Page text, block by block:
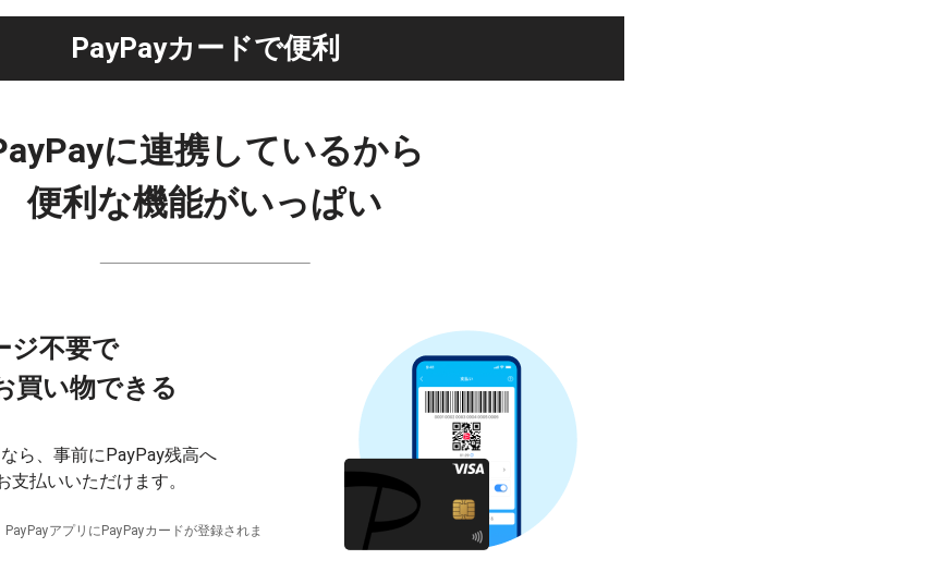
PayPayカードで便利
に連携しているから
便利な機能がいっぱい
ジ不要で
買い物できる
ら、事前にPayPay残高へ
払いいただけます。
アプリに PayPayカードが登録されま